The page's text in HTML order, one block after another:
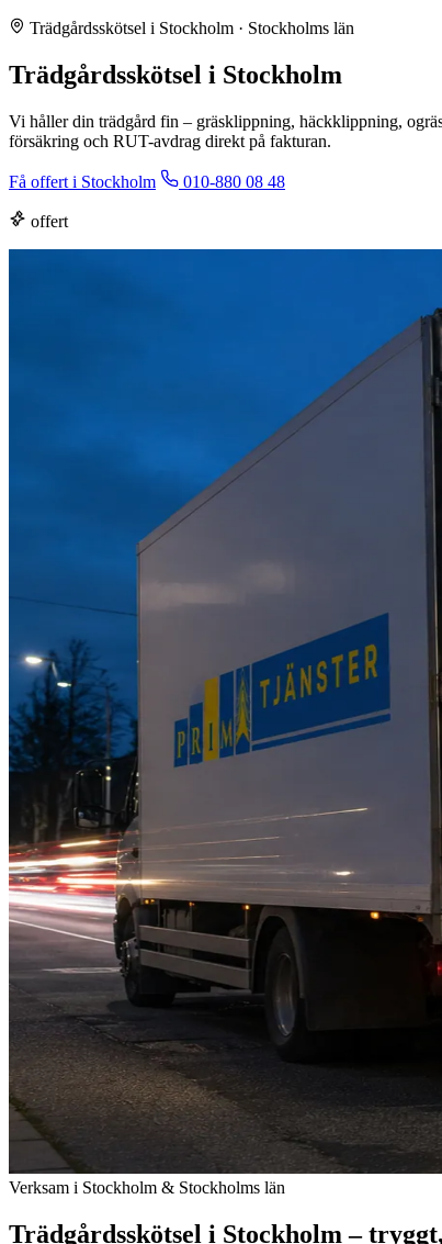
Trädgårdsskötsel i Stockholm · Stockholms län
Trädgårdsskötsel i Stockholm
Vi håller din trädgård fin – gräsklippning, häckklippning,
försäkring och RUT-avdrag direkt på fakturan.
Få offert i Stockholm 010-880 08 48
offert
Verksam i Stockholm & Stockholms län
Trädgårdsskötsel i Stockholm –